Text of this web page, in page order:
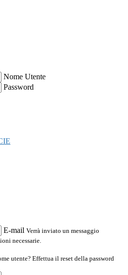
Nome Utente
Password
E-mail Verrà inviato un messaggio
necessarie.
utente? Effettua il reset della password